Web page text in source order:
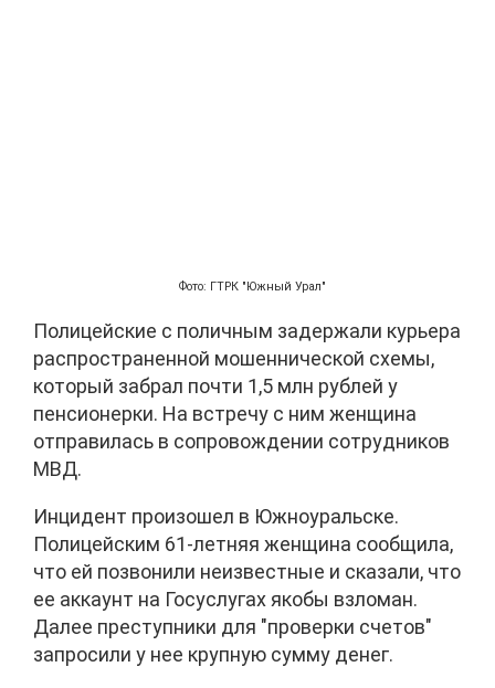
Фото: ГТРК "Южный Урал"
Полицейские с поличным задержали курьера
распространенной мошеннической схемы,
который забрал почти 1,5 млн рублей у
пенсионерки. На встречу с ним женщина
отправилась в сопровождении сотрудников
МВД.
Инцидент произошел в Южноуральске.
Полицейским 61-летняя женщина сообщила,
что ей позвонили неизвестные и сказали, что
ее аккаунт на Госуслугах якобы взломан.
Далее преступники для "проверки счетов"
запросили у нее крупную сумму денег.